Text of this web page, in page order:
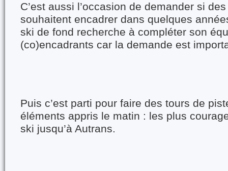
C’est aussi l’occasion de demander si
souhaitent encadrer dans quelques
ski de fond recherche à compléter son
(co)encadrants car la demande est
Puis c’est parti pour faire des tours de
éléments appris le matin : les plus
ski jusqu’à Autrans.